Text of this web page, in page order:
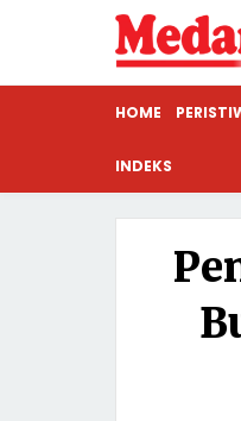
HOME
INDEKS